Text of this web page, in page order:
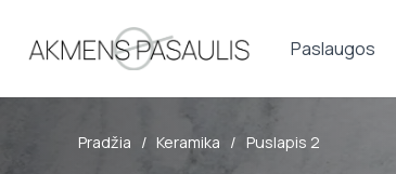
Paslaugos
Pradžia / Keramika / Puslapis 2